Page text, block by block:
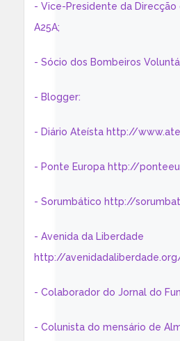
- Vice-Presidente da
A25A;
- Sócio dos Bombeiros
- Blogger:
- Diário Ateísta http://
- Ponte Europa http://
- Sorumbático http://
- Avenida da Liberdade
http://
- Colaborador do Jornal do
- Colunista do mensário de